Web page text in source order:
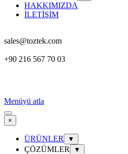
HAKKIMIZDA
İLETİŞİM
sales@toztek.com
+90 216 567 70 03
Menüyü atla
×
ÜRÜNLER ▼
ÇÖZÜMLER ▼